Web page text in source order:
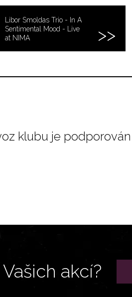
Libor Smoldas Trio - In A
Sentimental Mood - Live
at NIMA
klubu je
akcí?